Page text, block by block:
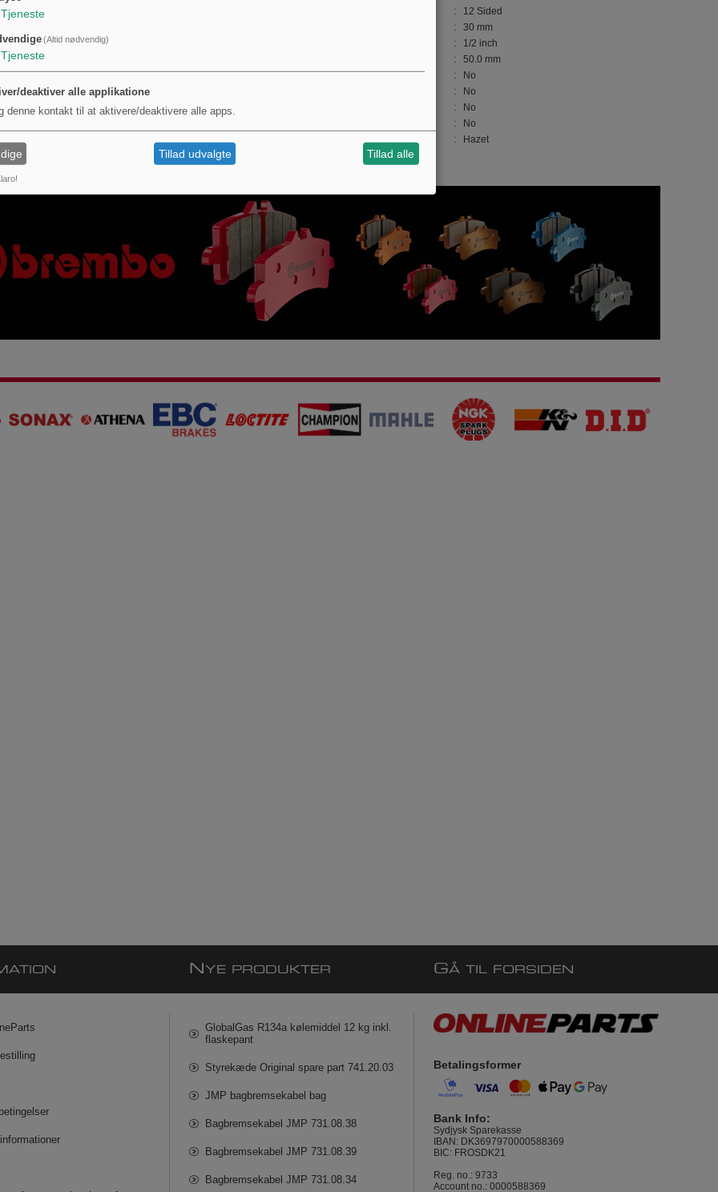
: 12 Sided
: 30 mm
: 1/2 inch
: 50.0 mm
wrenches
: No
: No
: No
: No
: Hazet
N YE PRODUKTER
GlobalGas R134a kølemiddel 12 kg inkl.
flaskepant
Styrekæde Original spare part 741.20.03
JMP bagbremsekabel bag
Bagbremsekabel JMP 731.08.38
Bagbremsekabel JMP 731.08.39
Bagbremsekabel JMP 731.08.34
GÅ TIL FORSIDEN
Betalingsformer
Bank Info:
Sydjysk Sparekasse
IBAN: DK3697970000588369
BIC: FROSDK21
Reg. no.: 9733
Account no.: 0000588369
Tjeneste
(Altid nødvendig)
Tjeneste
deaktiver alle applikatione
denne kontakt til at aktivere/deaktivere alle apps.
Tillad udvalgte Tillad alle